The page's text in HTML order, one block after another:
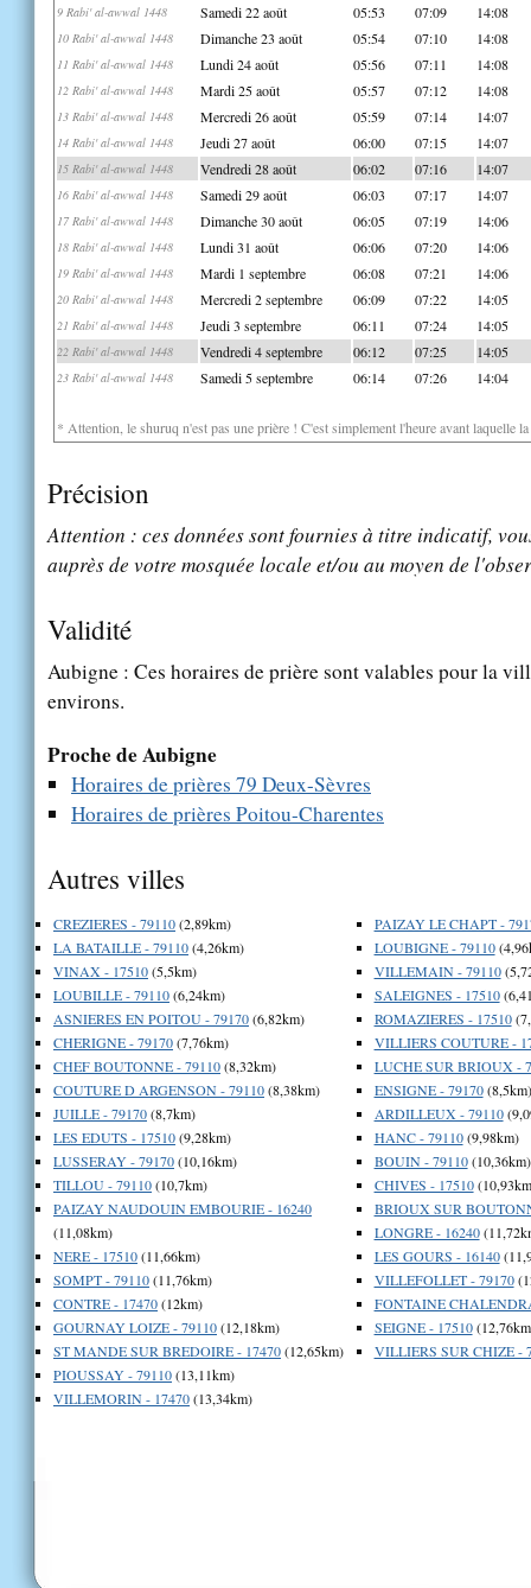
9 Rabi' al-awwal 1448 Samedi 22 août 05:53 07:09 14:08
10 Rabi' al-awwal 1448 Dimanche 23 août 05:54 07:10 14:08
11 Rabi' al-awwal 1448 Lundi 24 août 05:56 07:11 14:08
12 Rabi' al-awwal 1448 Mardi 25 août 05:57 07:12 14:08
13 Rabi' al-awwal 1448 Mercredi 26 août 05:59 07:14 14:07
14 Rabi' al-awwal 1448 Jeudi 27 août 06:00 07:15 14:07
15 Rabi' al-awwal 1448 Vendredi 28 août 06:02 07:16 14:07
16 Rabi' al-awwal 1448 Samedi 29 août 06:03 07:17 14:07
17 Rabi' al-awwal 1448 Dimanche 30 août 06:05 07:19 14:06
18 Rabi' al-awwal 1448 Lundi 31 août 06:06 07:20 14:06
19 Rabi' al-awwal 1448 Mardi 1 septembre 06:08 07:21 14:06
20 Rabi' al-awwal 1448 Mercredi 2 septembre 06:09 07:22 14:05
21 Rabi' al-awwal 1448 Jeudi 3 septembre 06:11 07:24 14:05
22 Rabi' al-awwal 1448 Vendredi 4 septembre 06:12 07:25 14:05
23 Rabi' al-awwal 1448 Samedi 5 septembre 06:14 07:26 14:04
* Attention, le shuruq n'est pas une prière ! C'est simplement l'heure avant laquelle
Précision
Attention : ces données sont fournies à titre indicatif,
auprès de votre mosquée locale et/ou au moyen de
Validité
Aubigne : Ces horaires de prière sont valables pour la
environs.
Proche de Aubigne
Horaires de prières 79 Deux-Sèvres
Horaires de prières Poitou-Charentes
Autres villes
CREZIERES - 79110(2,89km)
LA BATAILLE - 79110(4,26km)
VINAX - 17510(5,5km)
LOUBILLE - 79110(6,24km)
ASNIERES EN POITOU - 79170(6,82km)
CHERIGNE - 79170(7,76km)
CHEF BOUTONNE - 79110(8,32km)
COUTURE D ARGENSON - 79110(8,38km)
JUILLE - 79170(8,7km)
LES EDUTS - 17510(9,28km)
LUSSERAY - 79170(10,16km)
TILLOU - 79110(10,7km)
PAIZAY NAUDOUIN EMBOURIE - 16240
(11,08km)
NERE - 17510(11,66km)
SOMPT - 79110(11,76km)
CONTRE - 17470(12km)
GOURNAY LOIZE - 79110(12,18km)
ST MANDE SUR BREDOIRE - 17470(12,65km)
PIOUSSAY - 79110(13,11km)
VILLEMORIN - 17470(13,34km)
PAIZAY LE CHAPT -
LOUBIGNE - 79110
VILLEMAIN - 79110
SALEIGNES - 17510
ROMAZIERES - 17510
VILLIERS COUTURE -
LUCHE SUR BRIOUX -
ENSIGNE - 79170(8,5km)
ARDILLEUX - 79110
HANC - 79110(9,98km)
BOUIN - 79110(10,36km)
CHIVES - 17510
BRIOUX SUR
LONGRE - 16240
LES GOURS - 16140
VILLEFOLLET - 79170
FONTAINE
SEIGNE - 17510
VILLIERS SUR CHIZE -